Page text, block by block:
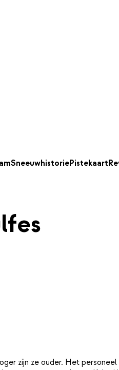
SneeuwhistoriePistekaart
zijn ze ouder. Het